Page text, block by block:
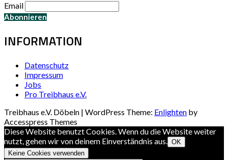
Email
INFORMATION
Datenschutz
Impressum
Jobs
Pro Treibhaus e.V.
Treibhaus e.V. Döbeln | WordPress Theme: Enlighten by
Accesspress Themes
Diese Website benutzt Cookies. Wenn du die Website weiter
nutzt, gehen wir von deinem Einverständnis aus. OK
Keine Cookies verwenden